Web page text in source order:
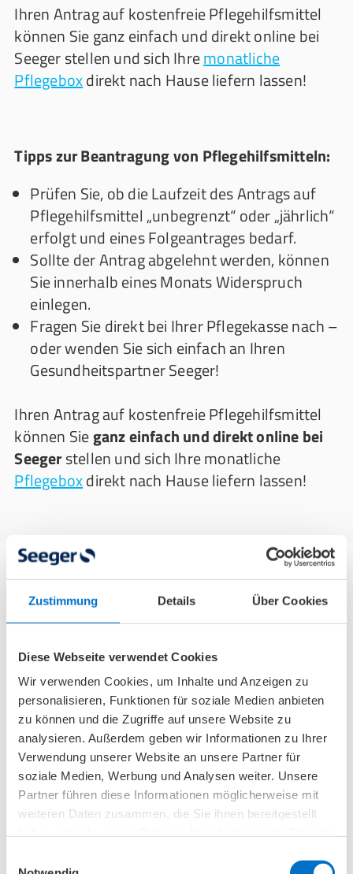
Zustimmung Details Über Cookies
Diese Webseite verwendet Cookies
Wir verwenden Cookies, um Inhalte und Anzeigen zu
personalisieren, Funktionen für soziale Medien anbieten
zu können und die Zugriffe auf unsere Website zu
analysieren. Außerdem geben wir Informationen zu Ihrer
Verwendung unserer Website an unsere Partner für
soziale Medien, Werbung und Analysen weiter. Unsere
Partner führen diese Informationen möglicherweise mit
weiteren Daten zusammen, die Sie ihnen bereitgestellt
Ihren Antrag auf kostenfreie Pflegehilfsmittel
können Sie ganz einfach und direkt online bei
Seeger stellen und sich Ihremonatliche
Pflegeboxdirekt nach Hause liefern lassen!
Tipps zur Beantragung von Pflegehilfsmitteln:
Prüfen Sie, ob die Laufzeit des Antrags auf
Pflegehilfsmittel „unbegrenzt“ oder „jährlich“
erfolgt und eines Folgeantrages bedarf.
Sollte der Antrag abgelehnt werden, können
Sie innerhalb eines Monats Widerspruch
einlegen.
Fragen Sie direkt bei Ihrer Pflegekasse nach –
oder wenden Sie sich einfach an Ihren
Gesundheitspartner Seeger!
Ihren Antrag auf kostenfreie Pflegehilfsmittel
können Sieganz einfach und direkt online bei
Seegerstellen und sich Ihre monatliche
Pflegeboxdirekt nach Hause liefern lassen!
Wieso Sie Pflegehilfsmittel im
Sanitätsfachhandel kaufen sollten
Nicht nur Hygieneprodukte und
Pflegehilfsmittel zum Verbrauch, sondern
zunehmend auch technische Pflegehilfsmittel
finden Sie im klassischen Einzelhandel, wie in
der Drogerie. Dennochempfiehlt sich der Kauf
im Gesundheitshausaus unterschiedlichen
Gründen:
Sie profitieren von Fachkompetenz und
langjähriger Erfahrung.